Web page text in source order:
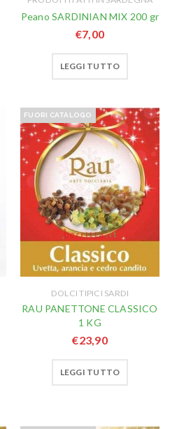
Peano SARDINIAN MIX 200 gr
€7,00
LEGGI TUTTO
FUORI CATALOGO
DOLCI TIPICI SARDI
RAU PANETTONE CLASSICO
1 KG
€23,90
LEGGI TUTTO